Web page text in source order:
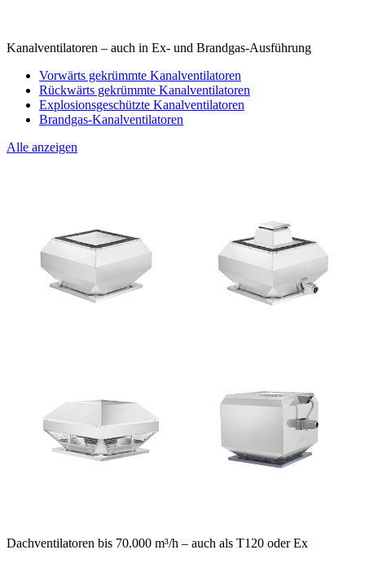
Kanalventilatoren – auch in Ex- und Brandgas-Ausführung
Vorwärts gekrümmte Kanalventilatoren
Rückwärts gekrümmte Kanalventilatoren
Explosionsgeschützte Kanalventilatoren
Brandgas-Kanalventilatoren
Alle anzeigen
Dachventilatoren bis 70.000 m³/h – auch als T120 oder Ex